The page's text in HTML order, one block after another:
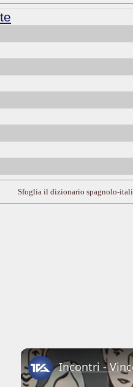
Sfoglia il dizionario spagnolo-
Incontri -